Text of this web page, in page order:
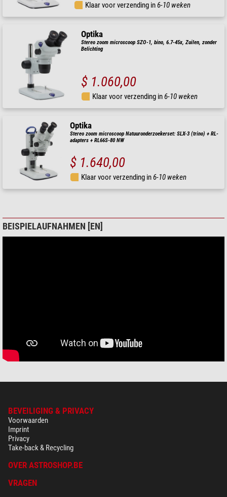
Klaar voor verzending in6-10 weken
Optika
Stereo zoom microscoop SZO-1, bino, 6.7-45x, Zuilen, zonder
Belichting
$ 1.060,00
Klaar voor verzending in6-10 weken
Optika
Stereo zoom microscoop Natuuronderzoekerset: SLX-3 (trino) + RL-
adapters + RL66S-80 NW
$ 1.640,00
Klaar voor verzending in6-10 weken
BEISPIELAUFNAHMEN [EN]
BEVEILIGING & PRIVACY
Voorwaarden
Imprint
Privacy
Take-back & Recycling
OVER ASTROSHOP.BE
VRAGEN